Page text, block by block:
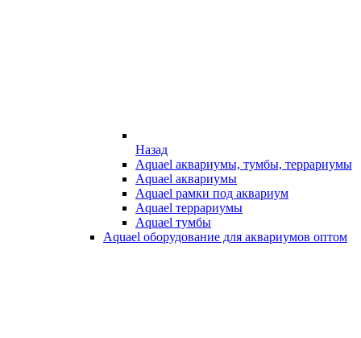
Назад
Aquael аквариумы, тумбы, террариумы
Aquael аквариумы
Aquael рамки под аквариум
Aquael террариумы
Aquael тумбы
Aquael оборудование для аквариумов оптом